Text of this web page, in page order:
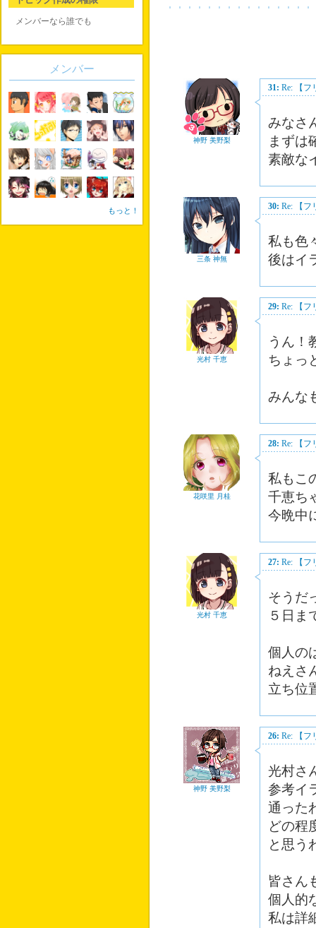
神野 美野梨
31: Re: 【フ
みなさ
まずは
素敵な
三条 神無
30: Re: 【フ
私も色
後はイ
光村 千恵
29: Re: 【フ
うん！
ちょっ
みんな
花咲里 月桂
28: Re: 【フ
私もこ
千恵ち
今晩中
光村 千恵
27: Re: 【フ
そうだ
５日ま
個人の
ねえさ
立ち位
神野 美野梨
26: Re: 【フ
光村さ
参考イ
通った
どの程
と思う
皆さん
個人的
私は詳
メンバーなら誰でも
メンバー
もっと！